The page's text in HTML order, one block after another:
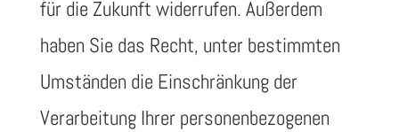
für die Zukunft widerrufen. Außerdem
haben Sie das Recht, unter bestimmten
Umständen die Einschränkung der
Verarbeitung Ihrer personenbezogenen